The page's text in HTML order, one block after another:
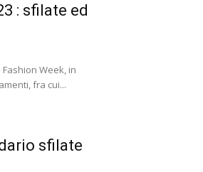
: sfilate ed
Fashion Week, in
fra cui...
sfilate